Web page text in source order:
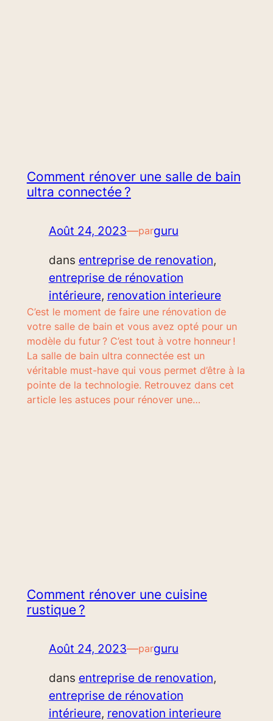
Comment rénover une salle de bain
ultra connectée ?
Août 24, 2023—parguru
dans entreprise de renovation
entreprise de rénovation
intérieure, renovation interieure
C’est le moment de faire une rénovation de
votre salle de bain et vous avez opté pour un
modèle du futur ? C’est tout à votre honneur !
La salle de bain ultra connectée est un
véritable must-have qui vous permet d’être à la
pointe de la technologie. Retrouvez dans cet
article les astuces pour rénover une…
Comment rénover une cuisine
rustique ?
Août 24, 2023—parguru
dans entreprise de renovation
entreprise de rénovation
intérieure, renovation interieure